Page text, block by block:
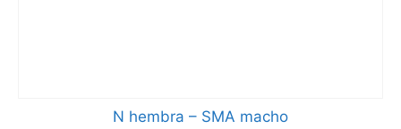
N hembra – SMA macho